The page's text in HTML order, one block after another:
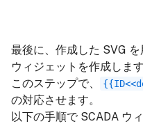
最後に、作成した SVG
ウィジェットを作成します
このステップで、
の対応させます。
以下の手順で SCADA ウ